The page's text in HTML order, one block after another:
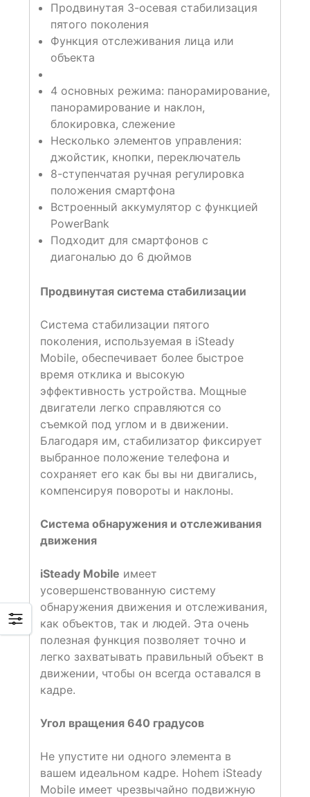
Продвинутая 3-осевая стабилизация
пятого поколения
Функция отслеживания лица или
объекта
4 основных режима: панорамирование,
панорамирование и наклон,
блокировка, слежение
Несколько элементов управления:
джойстик, кнопки, переключатель
8-ступенчатая ручная регулировка
положения смартфона
Встроенный аккумулятор с функцией
PowerBank
Подходит для смартфонов с
диагональю до 6 дюймов
Продвинутая система стабилизации
Система стабилизации пятого
поколения, используемая в iSteady
Mobile, обеспечивает более быстрое
время отклика и высокую
эффективность устройства. Мощные
двигатели легко справляются со
съемкой под углом и в движении.
Благодаря им, стабилизатор фиксирует
выбранное положение телефона и
сохраняет его как бы вы ни двигались,
компенсируя повороты и наклоны.
Система обнаружения и отслеживания
движения
iSteady Mobile имеет
усовершенствованную систему
обнаружения движения и отслеживания,
как объектов, так и людей. Эта очень
полезная функция позволяет точно и
легко захватывать правильный объект в
движении, чтобы он всегда оставался в
кадре.
Угол вращения 640 градусов
Не упустите ни одного элемента в
вашем идеальном кадре. Hohem iSteady
Mobile имеет чрезвычайно подвижную